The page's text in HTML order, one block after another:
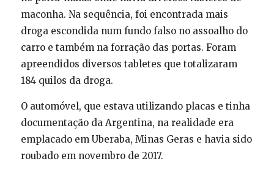
maconha. Na sequência, foi encontrada mais
droga escondida num fundo falso no assoalho do
carro e também na forração das portas. Foram
apreendidos diversos tabletes que totalizaram
184 quilos da droga.
O automóvel, que estava utilizando placas e tinha
documentação da Argentina, na realidade era
emplacado em Uberaba, Minas Geras e havia sido
roubado em novembro de 2017.